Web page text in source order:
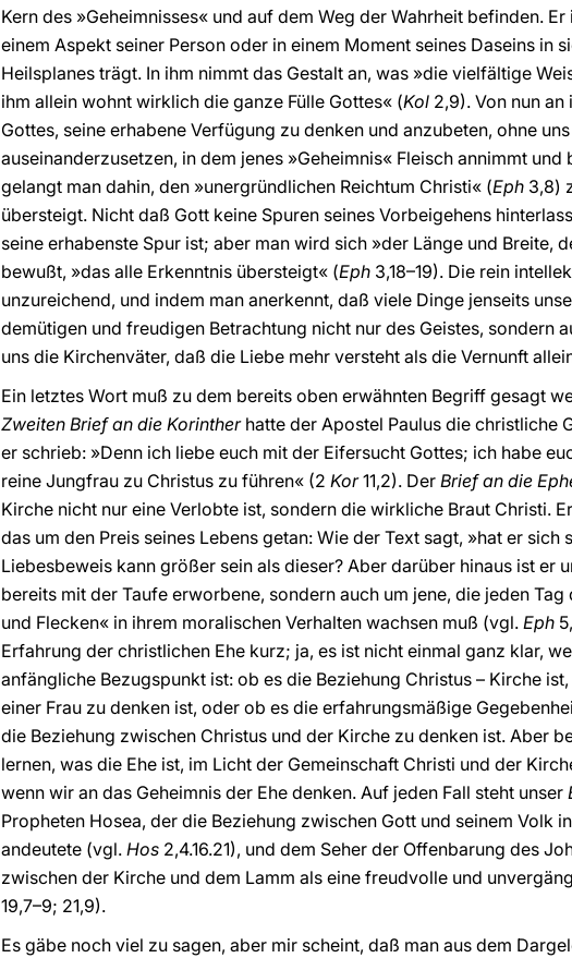
Kern des »Geheimnisses« und auf dem Weg der Wahrheit befinden.
einem Aspekt seiner Person oder in einem Moment seines Daseins in
Heilsplanes trägt. In ihm nimmt das Gestalt an, was »die vielfältige
ihm allein wohnt wirklich die ganze Fülle Gottes« (Kol 2,9). Von nun
Gottes, seine erhabene Verfügung zu denken und anzubeten, ohne
auseinanderzusetzen, in dem jenes »Geheimnis« Fleisch annimmt
gelangt man dahin, den »unergründlichen Reichtum Christi« (Eph 3,8)
übersteigt. Nicht daß Gott keine Spuren seines Vorbeigehens
seine erhabenste Spur ist; aber man wird sich »der Länge und Breite,
bewußt, »das alle Erkenntnis übersteigt« (Eph 3,18–19). Die rein
unzureichend, und indem man anerkennt, daß viele Dinge jenseits
demütigen und freudigen Betrachtung nicht nur des Geistes, sondern
uns die Kirchenväter, daß die Liebe mehr versteht als die Vernunft
Ein letztes Wort muß zu dem bereits oben erwähnten Begriff gesagt
Zweiten Brief an die Korintherhatte der Apostel Paulus die christliche
er schrieb: »Denn ich liebe euch mit der Eifersucht Gottes; ich habe
reine Jungfrau zu Christus zu führen« (2 Kor11,2). Der Brief an die
Kirche nicht nur eine Verlobte ist, sondern die wirkliche Braut Christi.
das um den Preis seines Lebens getan: Wie der Text sagt, »hat er sich
Liebesbeweis kann größer sein als dieser? Aber darüber hinaus ist er
bereits mit der Taufe erworbene, sondern auch um jene, die jeden
und Flecken« in ihrem moralischen Verhalten wachsen muß (vgl. Eph
Erfahrung der christlichen Ehe kurz; ja, es ist nicht einmal ganz klar,
anfängliche Bezugspunkt ist: ob es die Beziehung Christus – Kirche
einer Frau zu denken ist, oder ob es die erfahrungsmäßige
die Beziehung zwischen Christus und der Kirche zu denken ist. Aber
lernen, was die Ehe ist, im Licht der Gemeinschaft Christi und der
wenn wir an das Geheimnis der Ehe denken. Auf jeden Fall steht unser
Propheten Hosea, der die Beziehung zwischen Gott und seinem Volk
andeutete (vgl. Hos 2,4.16.21), und dem Seher der Offenbarung des
zwischen der Kirche und dem Lamm als eine freudvolle und
19,7–9; 21,9).
Es gäbe noch viel zu sagen, aber mir scheint, daß man aus dem